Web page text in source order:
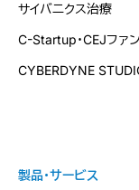
製品・サービス
サイバニクス治療
C-Startup・CEJファ
CYBERDYNE